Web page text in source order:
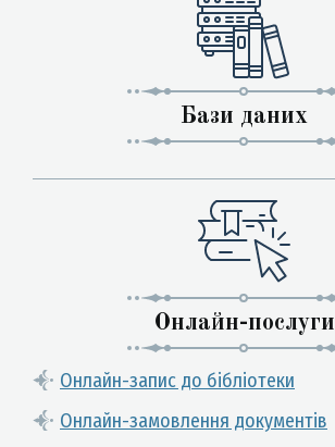
Бази даних
Онлайн-послуги
Онлайн-запис до бібліотеки
Онлайн-замовлення документів